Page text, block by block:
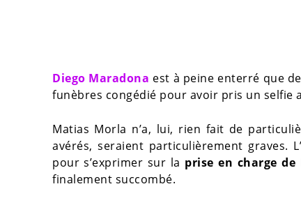
Diego Maradona est à peine enterré que
funèbres congédié pour avoir pris un selfie
Matias Morla n’a, lui, rien fait de
avérés, seraient particulièrement graves.
pour s’exprimer sur la prise en charge
finalement succombé.